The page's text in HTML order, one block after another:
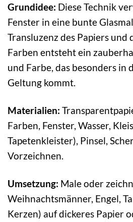
Grundidee: Diese Technik
Fenster in eine bunte
Transluzenz des Papiers und
Farben entsteht ein
und Farbe, das besonders in
Geltung kommt.
Materialien:
Farben, Fenster, Wasser,
Tapetenkleister), Pinsel,
Vorzeichnen.
Umsetzung: Male oder
Weihnachtsmänner, Engel,
Kerzen) auf dickeres Papier